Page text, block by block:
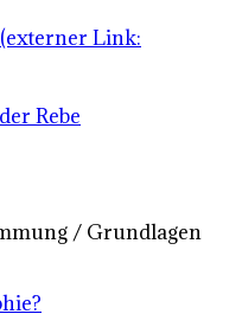
Link:
Rebe
/ Grundlagen